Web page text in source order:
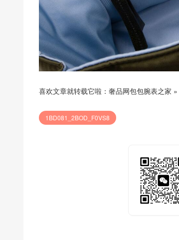
喜欢文章就转载它啦： 奢品网包包腕表之家 »
1BD081_2BOD_F0VS8